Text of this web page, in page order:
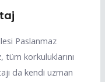
Paslanmaz
korkuluklarını
da kendi uzman